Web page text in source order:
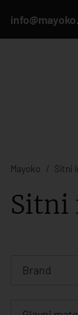
Mayoko Sitni
Sitni
Brand